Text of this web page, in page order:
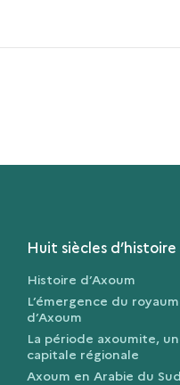
Huit siècles d’histoire
Histoire d’Axoum
L’émergence du
d’Axoum
La période axoumite,
capitale régionale
Axoum en Arabie du Sud